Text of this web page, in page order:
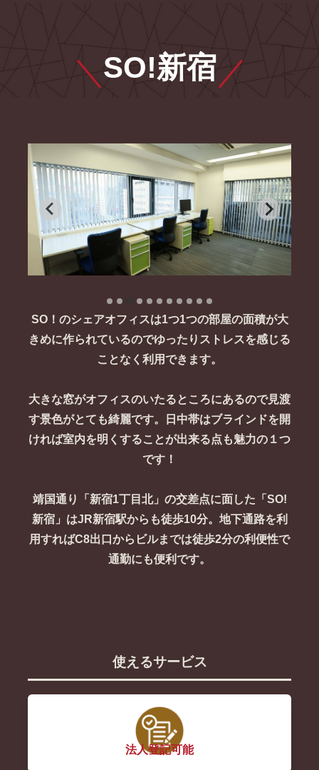
SO!新宿
SO！のシェアオフィスは1つ1つの部屋の面積が大
きめに作られているのでゆったりストレスを感じる
ことなく利用できます。
大きな窓がオフィスのいたるところにあるので見渡
す景色がとても綺麗です。日中帯はブラインドを開
ければ室内を明くすることが出来る点も魅力の１つ
です！
靖国通り「新宿1丁目北」の交差点に面した「SO!
新宿」はJR新宿駅からも徒歩10分。地下通路を利
用すればC8出口からビルまでは徒歩2分の利便性で
通勤にも便利です。
使えるサービス
法人登記可能